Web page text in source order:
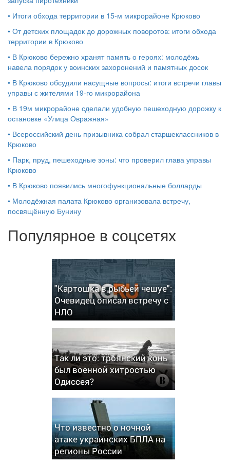
• Итоги обхода территории в 15‑м микрорайоне Крюково
• От детских площадок до дорожных поворотов: итоги обхода
территории в Крюково
• В Крюково бережно хранят память о героях: молодёжь
навела порядок у воинских захоронений и памятных досок
• В Крюково обсудили насущные вопросы: итоги встречи главы
управы с жителями 19‑го микрорайона
• В 19м микрорайоне сделали удобную пешеходную дорожку к
остановке «Улица Овражная»
• Всероссийский день призывника собрал старшеклассников в
Крюково
• Парк, пруд, пешеходные зоны: что проверил глава управы
Крюково
• В Крюково появились многофункциональные болларды
• Молодёжная палата Крюково организовала встречу,
посвящённую Бунину
Популярное в соцсетях
"Картошка в рыбьей чешуе":
Очевидец описал встречу с
НЛО
Так ли это: троянский конь
был военной хитростью
Одиссея?
Что известно о ночной
атаке украинских БПЛА на
регионы России